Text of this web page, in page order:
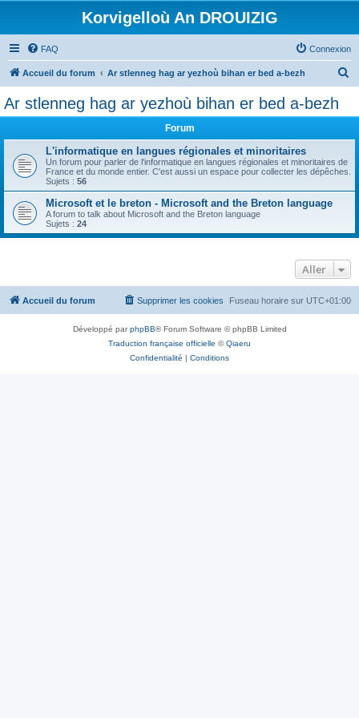
Korvigelloù An DROUIZIG
FAQ Connexion
Accueil du forum Ar stlenneg hag ar yezhoù bihan er bed a-bezh
Ar stlenneg hag ar yezhoù bihan er bed a-bezh
Forum
L'informatique en langues régionales et minoritaires
Un forum pour parler de l'informatique en langues régionales et minoritaires de
France et du monde entier. C'est aussi un espace pour collecter les dépêches.
Sujets : 56
Microsoft et le breton - Microsoft and the Breton language
A forum to talk about Microsoft and the Breton language
Sujets : 24
Aller
Accueil du forum Fuseau horaire sur UTC+01:00
Supprimer les cookies
Développé parphpBB® Forum Software © phpBB Limited
Traduction française officielle ©Qiaeru
Confidentialité | Conditions